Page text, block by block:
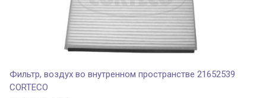
Фильтр, воздух во внутренном пространстве 21652539
CORTECO